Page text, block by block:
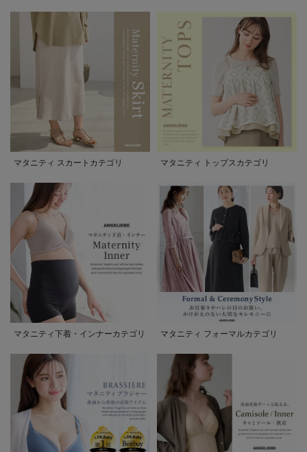
マタニティ スカートカテゴリ マタニティ トップスカテゴリ
マタニティ下着・インナーカテゴリ マタニティ フォーマルカテゴリ